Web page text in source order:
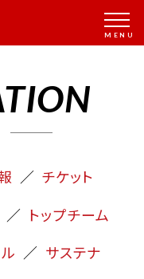
チケット
トップチーム
サステナ